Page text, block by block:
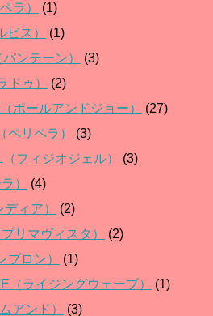
ラ）
(1)
ス）
(1)
ンテーン）
(3)
ドゥ）
(2)
ポールアンドジョー）
(27)
ペリペラ）
(3)
フィジオジェル）
(3)
）
(4)
ィア）
(2)
リマヴィスタ）
(2)
ブロン）
(1)
（ライジングウェーブ）
(1)
アンド）
(3)